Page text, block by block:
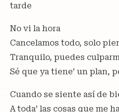
tarde
No vi la hora
Cancelamos todo, solo
Tranquilo, puedes
Sé que ya tiene’ un plan,
Cuando se siente así de
A toda’ las cosas que me